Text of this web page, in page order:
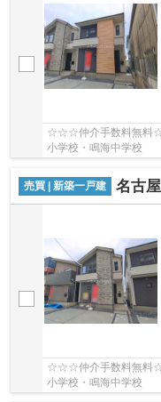
☆☆☆仲介手数料無料
小学校・鳴海中学校
売買 | 新築一戸建 名古屋市緑
☆☆☆仲介手数料無料
小学校・鳴海中学校